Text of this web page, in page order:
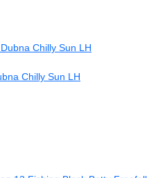
Chilly Sun LH